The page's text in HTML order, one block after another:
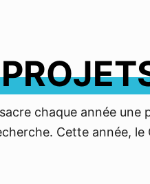
chaque année
Cette année, le